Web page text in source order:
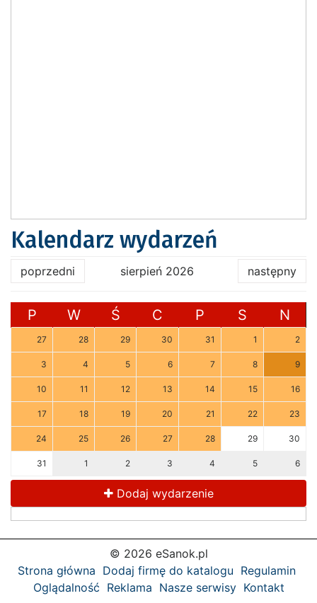
Kalendarz wydarzeń
poprzedni sierpień 2026 następny
P W Ś C P S N
27 28 29 30 31 1 2
3 4 5 6 7 8 9
10 11 12 13 14 15 16
17 18 19 20 21 22 23
24 25 26 27 28 29 30
31 1 2 3 4 5 6
Dodaj wydarzenie
© 2026 eSanok.pl
Strona główna Dodaj firmę do katalogu Regulamin
Oglądalność Reklama Nasze serwisy Kontakt